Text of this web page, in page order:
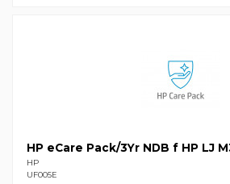
HP eCare Pack/3Yr NDB f HP LJ
HP
UF005E